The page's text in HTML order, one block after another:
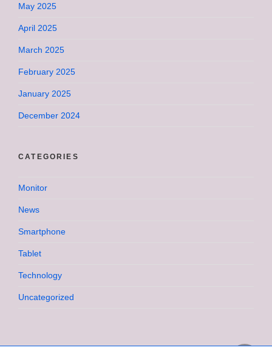
May 2025
April 2025
March 2025
February 2025
January 2025
December 2024
CATEGORIES
Monitor
News
Smartphone
Tablet
Technology
Uncategorized